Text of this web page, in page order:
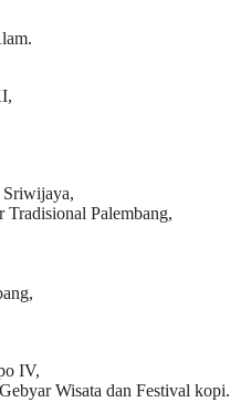
Sriwijaya,
Palembang,
IV,
Wisata dan Festival kopi.